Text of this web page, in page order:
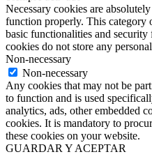
Necessary cookies are
function properly. This category
basic functionalities and security
cookies do not store any
Non-necessary
Non-necessary
Any cookies that may not be
to function and is used
analytics, ads, other embedded
cookies. It is mandatory to
these cookies on your website.
GUARDAR Y ACEPTAR